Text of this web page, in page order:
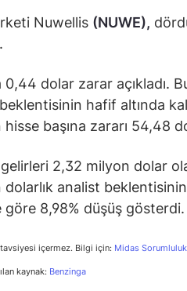
Nuwellis (NUWE),
0,44 dolar zarar açıkladı.
hafif altında
başına zararı 54,48
gelirleri 2,32 milyon dolar
analist
göre 8,98% düşüş gösterdi.
tavsiyesi içermez. Bilgi için: Midas Sorumluluk
kaynak: Benzinga